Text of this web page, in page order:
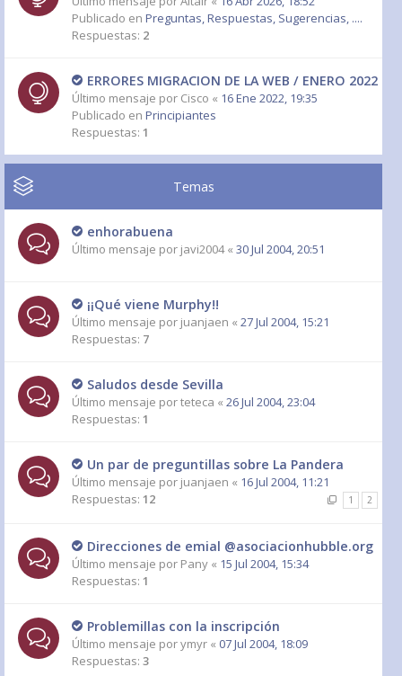
Publicado en Preguntas, Respuestas, Sugerencias, ....
Respuestas: 2
ERRORES MIGRACION DE LA WEB / ENERO 2022
Último mensaje por Cisco « 16 Ene 2022, 19:35
Publicado en Principiantes
Respuestas: 1
Temas
enhorabuena
Último mensaje por javi2004« 30 Jul 2004, 20:51
¡¡Qué viene Murphy!!
Último mensaje por juanjaen « 27 Jul 2004, 15:21
Respuestas: 7
Saludos desde Sevilla
Último mensaje porteteca « 26 Jul 2004, 23:04
Respuestas: 1
Un par de preguntillas sobre La Pandera
Último mensaje por juanjaen « 16 Jul 2004, 11:21
Respuestas: 12 1 2
Direcciones de emial @asociacionhubble.org
Último mensaje por Pany « 15 Jul 2004, 15:34
Respuestas: 1
Problemillas con la inscripción
Último mensaje porymyr « 07 Jul 2004, 18:09
Respuestas: 3